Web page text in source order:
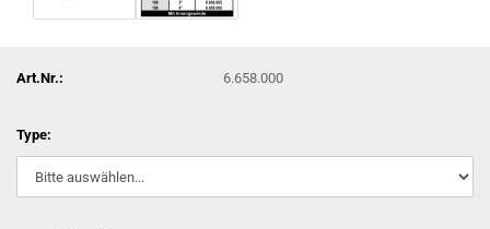
Art.Nr.: 6.658.000
Type: